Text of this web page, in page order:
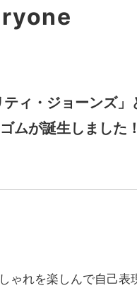
ィ・ジョーンズ」
ムが誕生しました！
ゃれを楽しんで自己表